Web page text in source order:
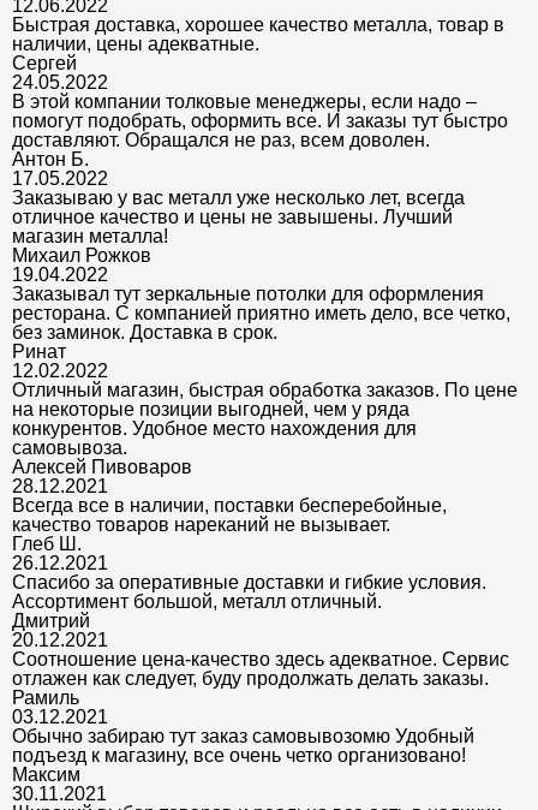
12.06.2022
Быстрая доставка, хорошее качество металла, товар в
наличии, цены адекватные.
Сергей
24.05.2022
В этой компании толковые менеджеры, если надо –
помогут подобрать, оформить все. И заказы тут быстро
доставляют. Обращался не раз, всем доволен.
Антон Б.
17.05.2022
Заказываю у вас металл уже несколько лет, всегда
отличное качество и цены не завышены. Лучший
магазин металла!
Михаил Рожков
19.04.2022
Заказывал тут зеркальные потолки для оформления
ресторана. С компанией приятно иметь дело, все четко,
без заминок. Доставка в срок.
Ринат
12.02.2022
Отличный магазин, быстрая обработка заказов. По цене
на некоторые позиции выгодней, чем у ряда
конкурентов. Удобное место нахождения для
самовывоза.
Алексей Пивоваров
28.12.2021
Всегда все в наличии, поставки бесперебойные,
качество товаров нареканий не вызывает.
Глеб Ш.
26.12.2021
Спасибо за оперативные доставки и гибкие условия.
Ассортимент большой, металл отличный.
Дмитрий
20.12.2021
Соотношение цена-качество здесь адекватное. Сервис
отлажен как следует, буду продолжать делать заказы.
Рамиль
03.12.2021
Обычно забираю тут заказ самовывозомю Удобный
подъезд к магазину, все очень четко организовано!
Максим
30.11.2021